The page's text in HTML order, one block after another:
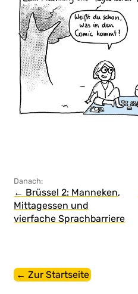
Danach:
← Brüssel 2: Manneken,
Mittagessen und
vierfache Sprachbarriere
← Zur Startseite